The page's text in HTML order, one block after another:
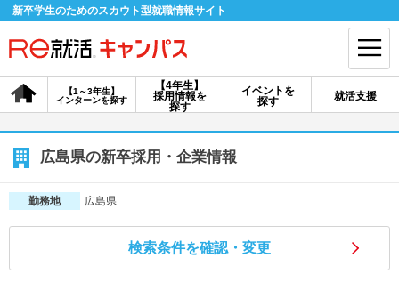
新卒学生のためのスカウト型就職情報サイト
【4年生】
採用情報を
探す
【1～3年生】
インターンを探す
イベントを
探す
就活支援
会員登録 ログイン
会員ID・パスワードを忘れた方はこちら
探す
【4年生】
【1～3年生】
広島県の新卒採用・企業情報
勤務地 広島県
検索条件を確認・変更